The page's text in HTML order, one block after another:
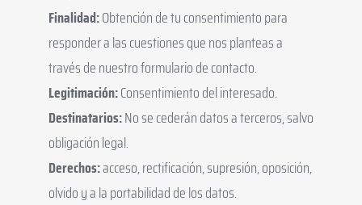
Finalidad:Obtención de tu consentimiento para
responder a las cuestiones que nos planteas a
través de nuestro formulario de contacto.
Legitimación:Consentimiento del interesado.
Destinatarios:No se cederán datos a terceros, salvo
obligación legal.
Derechos:acceso, rectificación, supresión, oposición,
olvido y a la portabilidad de los datos.